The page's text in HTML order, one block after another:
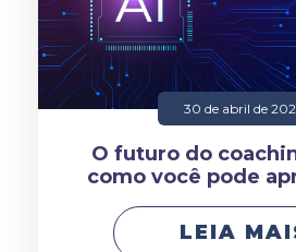
30 de abril de
O futuro do
como você pode
LEIA